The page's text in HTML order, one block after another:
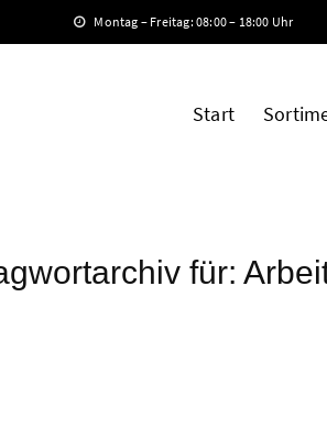
Montag – Freitag: 08:00 – 18:00 Uhr
Start
für: